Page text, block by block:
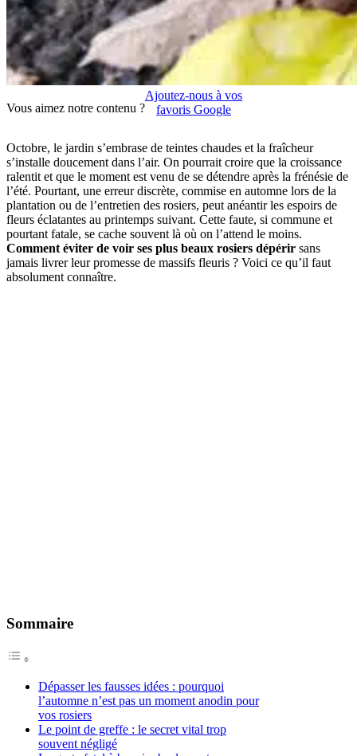
Vous aimez notre contenu ?
Ajoutez-nous à vos
favoris Google
Octobre, le jardin s’embrase de teintes chaudes et la fraîcheur
s’installe doucement dans l’air. On pourrait croire que la croissance
ralentit et que le moment est venu de se détendre après la frénésie de
l’été. Pourtant, une erreur discrète, commise en automne lors de la
plantation ou de l’entretien des rosiers, peut anéantir les espoirs de
fleurs éclatantes au printemps suivant. Cette faute, si commune et
pourtant fatale, se cache souvent là où on l’attend le moins.
Comment éviter de voir ses plus beaux rosiers dépérir sans
jamais livrer leur promesse de massifs fleuris ? Voici ce qu’il faut
absolument connaître.
Sommaire
Dépasser les fausses idées : pourquoi
l’automne n’est pas un moment anodin pour
vos rosiers
Le point de greffe : le secret vital trop
souvent négligé